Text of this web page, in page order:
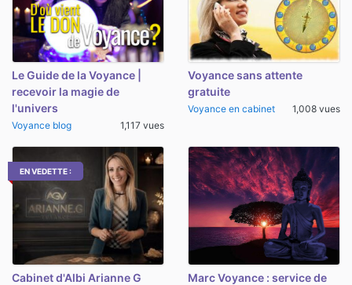
Le Guide de la Voyance |
recevoir la magie de
l'univers
Voyance blog 1,117 vues
Voyance sans attente
gratuite
Voyance en cabinet 1,008 vues
EN VEDETTE :
Cabinet d'Albi Arianne G
Marc Voyance : service de